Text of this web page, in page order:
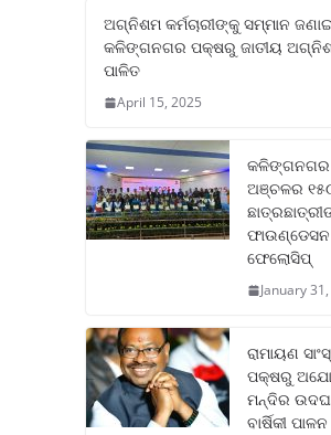
ଅଗ୍ନିଶମ କର୍ମଚାରୀଙ୍କୁ ସମ୍ମାନ
କଳିଙ୍ଗନଗର ପକ୍ଷରୁ ଜାତୀୟ
ପାଳିତ
April 15, 2025
କଳିଙ୍ଗନଗର
ଅଞ୍ଚଳର
ଫେଲୋସିପ୍‌
January
ରାମାୟଣ
ପକ୍ଷରୁ
ମନ୍ଦିର
ବାର୍ଷିକୀ ପାଳନ